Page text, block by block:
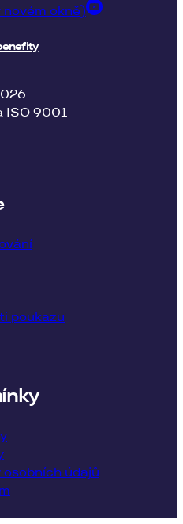
okně)
ISO 9001
poukazu
údajů